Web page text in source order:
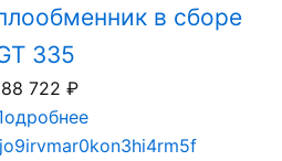
в сборе
335
722 ₽